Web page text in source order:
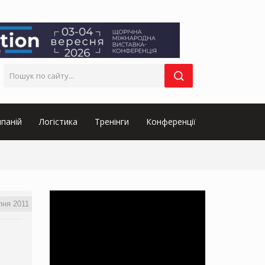
Логістика Тренінги Конференції
2011